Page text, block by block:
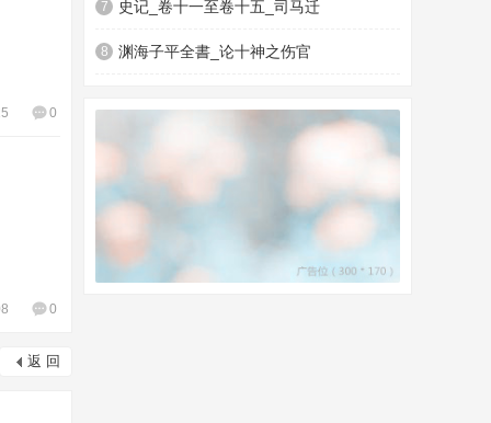
0
0
返 回
7 史记_卷十一至卷十五_司马迁
8 渊海子平全書_论十神之伤官